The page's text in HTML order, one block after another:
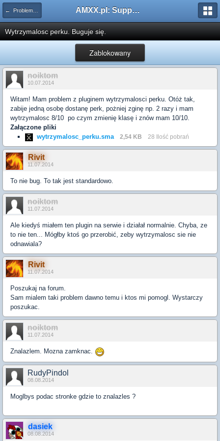
← Problemy z pluginami AMXX.pl: Support AMX Mod X i SourceMod
Wytrzymalosc perku. Buguje się.
Zablokowany
noiktom
10.07.2014
Witam! Mam problem z pluginem wytrzymalosci perku. Otóż tak,
zabije jedną osobę dostanę perk, pożniej zginę np. 2 razy i mam
wytrzymalosc 8/10 po czym zmienię klasę i znów mam 10/10.
Załączone pliki
wytrzymalosc_perku.sma
2,54 KB 28 Ilość pobrań
Rivit
11.07.2014
To nie bug. To tak jest standardowo.
noiktom
11.07.2014
Ale kiedyś miałem ten plugin na serwie i działał normalnie. Chyba, ze
to nie ten... Mógłby ktoś go przerobić, zeby wytrzymalosc sie nie
odnawiala?
Rivit
11.07.2014
Poszukaj na forum.
Sam mialem taki problem dawno temu i ktos mi pomogl. Wystarczy
poszukac.
noiktom
11.07.2014
Znalazlem. Mozna zamknac.
RudyPindol
08.08.2014
Moglbys podac stronke gdzie to znalazles ?
dasiek
08.08.2014